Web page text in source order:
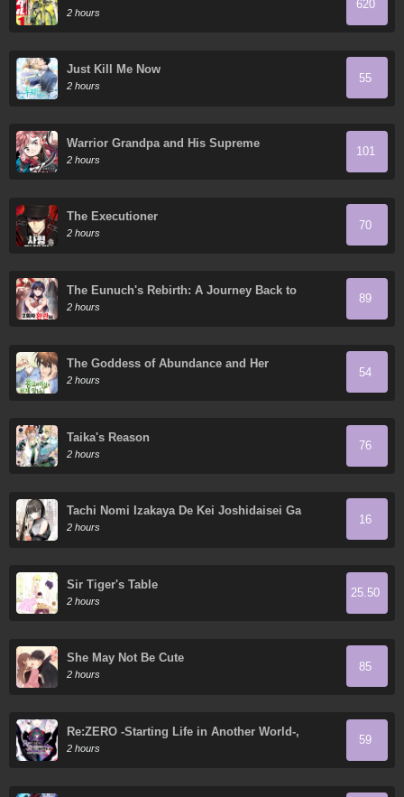
2 hours
620
Just Kill Me Now
2 hours
55
Warrior Grandpa and His Supreme
Granddaughter
2 hours
101
The Executioner
2 hours
70
The Eunuch's Rebirth: A Journey Back to
Manhood
2 hours
89
The Goddess of Abundance and Her
Troublemaker Apostle
2 hours
54
Taika's Reason
2 hours
76
Tachi Nomi Izakaya De Kei Joshidaisei Ga
Tonari Ni Kuru Hanashi
2 hours
16
Sir Tiger's Table
2 hours
25.50
She May Not Be Cute
2 hours
85
Re:ZERO -Starting Life in Another World-,
Chapter 4: The Sanctuary and the Witch of
Greed
2 hours
59